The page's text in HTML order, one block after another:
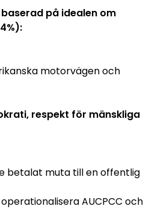
på idealen om
motorvägen och
respekt för mänskliga
betalat muta till en offentlig
AUCPCC och